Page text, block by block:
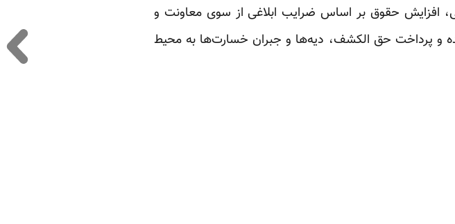
به پیمانی، افزایش حقوق بر اساس ضرایب ابلاغی از سوی معاونت و
و پرداخت حق الکشف، دیه‌ها و جبران خسارت‌ها به محیط